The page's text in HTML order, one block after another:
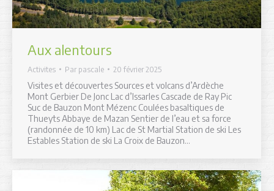
Aux alentours
Activites Par pascale 20 février 2025
Visites et découvertes Sources et volcans d’Ardèche
Mont Gerbier De Jonc Lac d’Issarles Cascade de Ray Pic
Suc de Bauzon Mont Mézenc Coulées basaltiques de
Thueyts Abbaye de Mazan Sentier de l’eau et sa force
(randonnée de 10 km) Lac de St Martial Station de ski Les
Estables Station de ski La Croix de Bauzon…